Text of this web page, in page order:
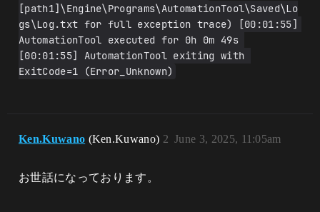
[path1]\Engine\Programs\AutomationTool\Saved\Lo
gs\Log.txt for full exception trace) [00:01:55]
AutomationTool executed for 0h 0m 49s
[00:01:55] AutomationTool exiting with
ExitCode=1 (Error_Unknown)
Ken.Kuwano (Ken.Kuwano) June 3, 2025, 11:05am
2
お世話になっております。